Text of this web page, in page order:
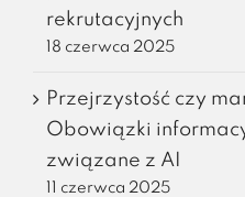
rekrutacyjnych
18 czerwca 2025
Przejrzystość czy
Obowiązki
związane z AI
11 czerwca 2025